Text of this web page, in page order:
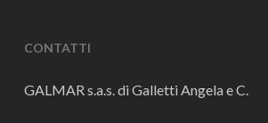
CONTATTI
GALMAR s.a.s. di Galletti Angela e C.